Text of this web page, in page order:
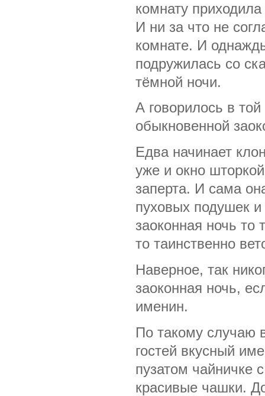
комнату
И ни за что не
комнате. И
подружилась со
тёмной ночи.
А говорилось в
обыкновенной
Едва начинает
уже и окно
заперта. И сама
пуховых подушек и
заоконная ночь
то таинственно
Наверное, так
заоконная ночь,
именин.
По такому случаю
гостей вкусный
пузатом чайничке
красивые чашки.